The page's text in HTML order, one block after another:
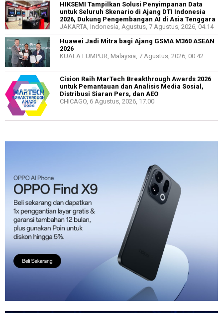
HIKSEMI Tampilkan Solusi Penyimpanan Data
untuk Seluruh Skenario di Ajang DTI Indonesia
2026, Dukung Pengembangan AI di Asia Tenggara
JAKARTA, Indonesia, Agustus, 7 Agustus, 2026, 04.14
Huawei Jadi Mitra bagi Ajang GSMA M360 ASEAN
2026
KUALA LUMPUR, Malaysia, 7 Agustus, 2026, 00.42
Cision Raih MarTech Breakthrough Awards 2026
untuk Pemantauan dan Analisis Media Sosial,
Distribusi Siaran Pers, dan AEO
CHICAGO, 6 Agustus, 2026, 17.00